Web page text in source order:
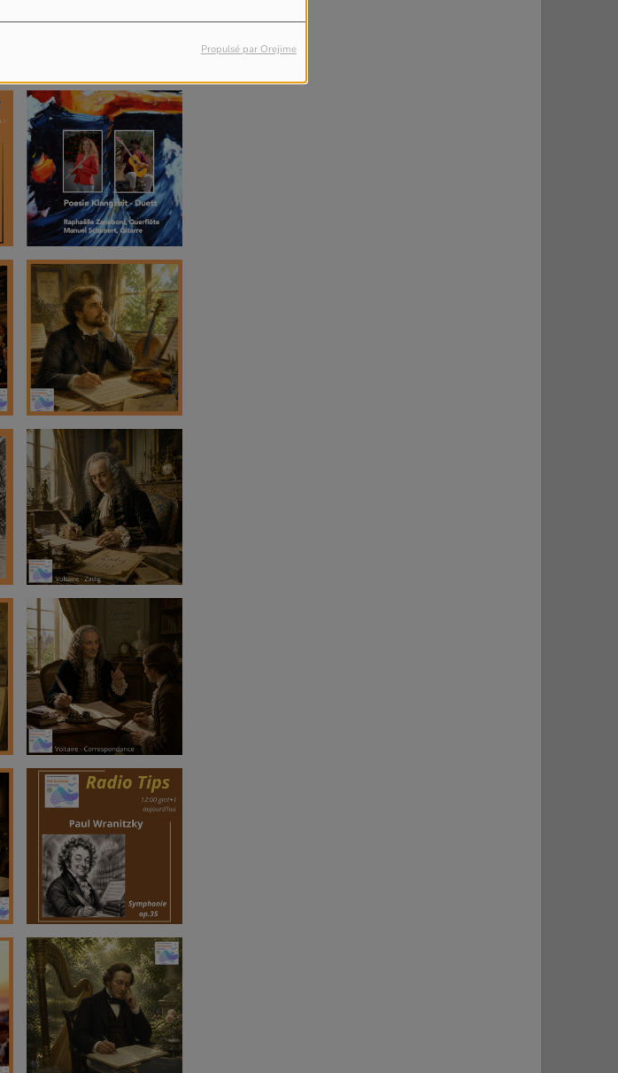
Propulsé par Orejime